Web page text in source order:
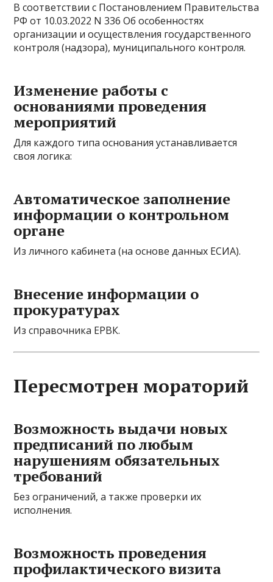
В соответствии с Постановлением Правительства
РФ от 10.03.2022 N 336 Об особенностях
организации и осуществления государственного
контроля (надзора), муниципального контроля.
Изменение работы с
основаниями проведения
мероприятий
Для каждого типа основания устанавливается
своя логика:
Автоматическое заполнение
информации о контрольном
органе
Из личного кабинета (на основе данных ЕСИА).
Внесение информации о
прокуратурах
Из справочника ЕРВК.
Пересмотрен мораторий
Возможность выдачи новых
предписаний по любым
нарушениям обязательных
требований
Без ограничений, а также проверки их
исполнения.
Возможность проведения
профилактического визита